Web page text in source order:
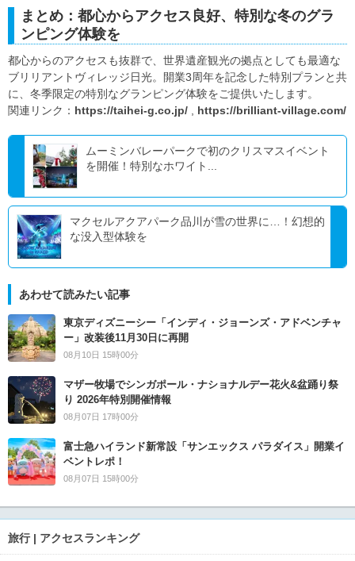
まとめ：都心からアクセス良好、特別な冬のグラ
ンピング体験を
都心からのアクセスも抜群で、世界遺産観光の拠点としても最適な
ブリリアントヴィレッジ日光。開業3周年を記念した特別プランと共
に、冬季限定の特別なグランピング体験をご提供いたします。
関連リンク： https://taihei-g.co.jp/ https://brilliant-village.com/
ムーミンバレーパークで初のクリスマスイベント
を開催！特別なホワイト...
マクセルアクアパーク品川が雪の世界に…！幻想的
な没入型体験を
あわせて読みたい記事
東京ディズニーシー「インディ・ジョーンズ・アドベンチャ
ー」改装後11月30日に再開
08月10日 15時00分
マザー牧場でシンガポール・ナショナルデー花火&盆踊り祭
り 2026年特別開催情報
08月07日 17時00分
富士急ハイランド新常設「サンエックス パラダイス」開業イ
ベントレポ！
08月07日 15時00分
旅行 | アクセスランキング